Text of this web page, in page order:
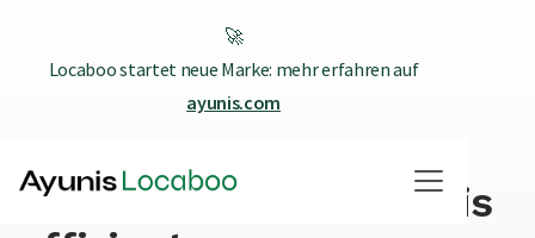
🚀
Locaboo startet neue Marke: mehr erfahren auf
ayunis.com
Mit übersichtlichem
Dienstleisterverzeichnis